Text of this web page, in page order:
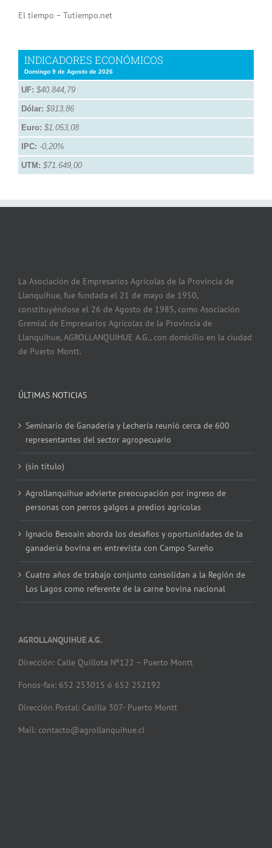
El tiempo – Tutiempo.net
INDICADORES ECONÓMICOS
Domingo 9 de Agosto de 2026
UF: $40.844,79
Dólar: $913,86
Euro: $1.053,08
IPC: -0,20%
UTM: $71.649,00
La Asociación de Empresarios Agrícolas de la Provincia de
Llanquihue, fue fundada el 21 de mayo de 1950,
constituyéndose el 26 de Agosto de 1985, como Asociación
Gremial de Empresarios Agrícolas de la Provincia de
Llanquihue, AGROLLANQUIHUE A.G., con domicilio en la ciudad
de Puerto Montt.
ÚLTIMAS NOTICIAS
Seminario de Ganadería y Lechería reunió cerca de 600
representantes del sector agropecuario
(sin título)
Agrollanquihue advierte preocupación por ingreso de
personas con perros galgos a predios agrícolas
Ignacio Besoain aborda los desafíos y oportunidades de la
ganadería bovina en entrevista con Campo Sureño
Cuatro años de trabajo conjunto consolidan a la Región de
Los Lagos como referente de la carne bovina nacional
AGROLLANQUIHUE A.G.
Dirección: Calle Quillota Nº122 – Puerto Montt
Fonos-fax: 652 253015 ó 652 252192
Dirección Postal: Casilla 307- Puerto Montt
Mail: contacto@agrollanquihue.cl